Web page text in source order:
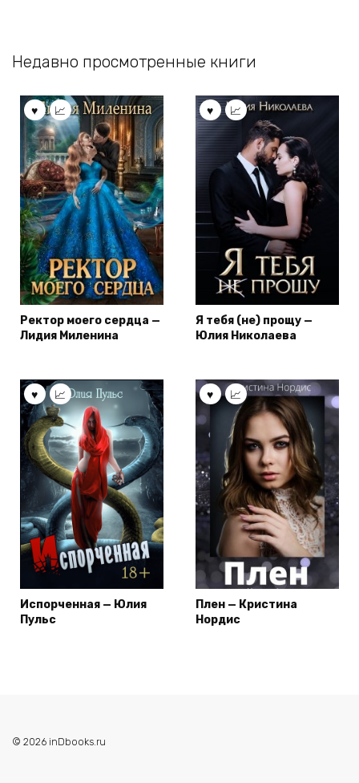
Недавно просмотренные книги
Ректор моего сердца —
Лидия Миленина
Я тебя (не) прощу —
Юлия Николаева
Испорченная — Юлия
Пульс
Плен — Кристина
Нордис
© 2026 inDbooks.ru